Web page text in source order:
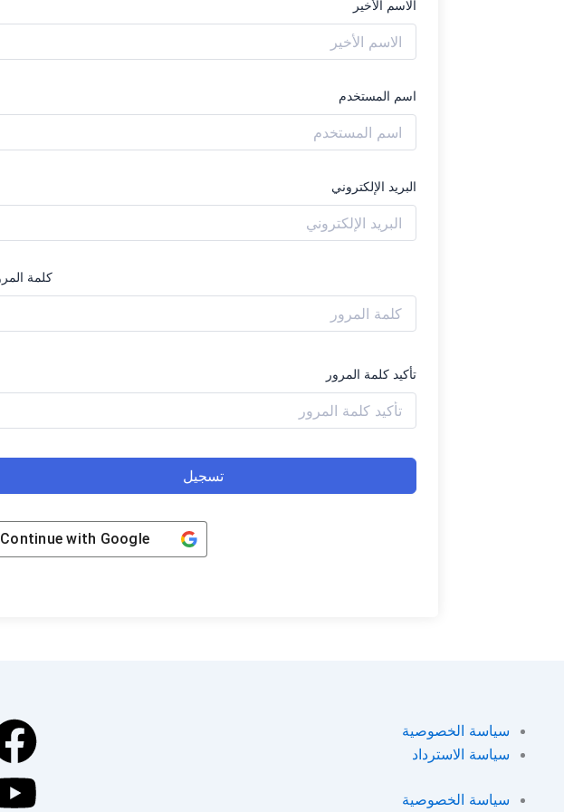
الاسم الأخير
اسم المستخدم
البريد الإلكتروني
كلمة
تأكيد كلمة المرور
تسجيل
Continue with Google
سياسة الخصوصية
سياسة الاسترداد
سياسة الخصوصية